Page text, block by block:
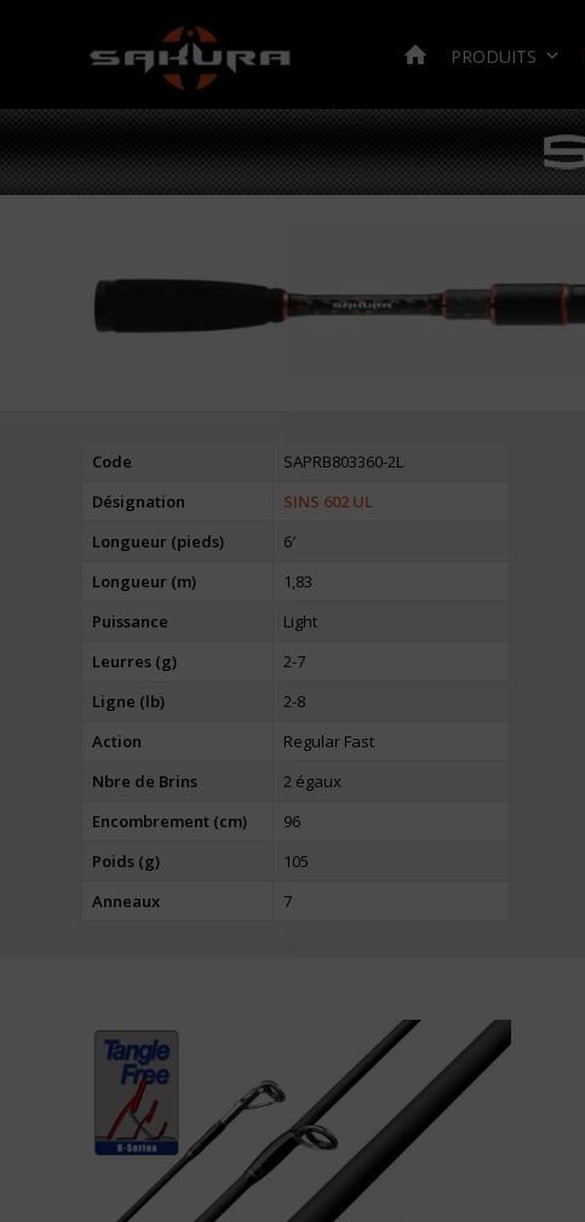
PRODUITS
Code
SAPRB803360-2L
Désignation
SINS 602 UL
Longueur (pieds)
6′
Longueur (m)
1,83
Puissance
Light
Leurres (g)
2-7
Ligne (lb)
2-8
Action
Regular Fast
Nbre de Brins
2 égaux
Encombrement (cm)
96
Poids (g)
105
Anneaux
7